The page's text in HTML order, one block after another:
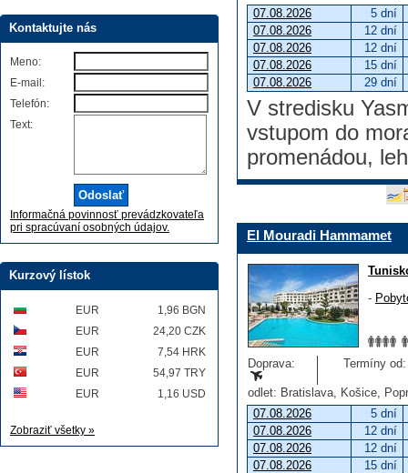
07.08.2026
5 dní
07.08.2026
12 dní
07.08.2026
12 dní
07.08.2026
15 dní
07.08.2026
29 dní
V stredisku
vstupom do
promenádou,
El Mouradi Hammamet
-
Doprava: Termíny
odlet: Bratislava, Košice,
07.08.2026
5 dní
07.08.2026
12 dní
07.08.2026
12 dní
07.08.2026
15 dní
Kontaktujte nás
Meno:
E-mail:
Telefón:
Text:
Informačná povinnosť prevádzkovateľa
pri spracúvaní osobných údajov.
Kurzový lístok
EUR
1,96 BGN
EUR
24,20 CZK
EUR
7,54 HRK
EUR
54,97 TRY
EUR
1,16 USD
Zobraziť všetky »